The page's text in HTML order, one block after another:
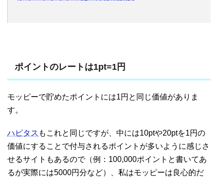
ポイントのレートは1pt=1円
モッピーで貯めたポイントには1円と同じ価値がありま
す。
ハピタス もこれと同じですが、中には10ptや20ptを1円の
価値にすることで付与されるポイントが多いように感じさ
せるサイトもあるので（例：100,000ポイントと書いてあ
るが実際には5000円分など）、私はモッピーは良心的だ